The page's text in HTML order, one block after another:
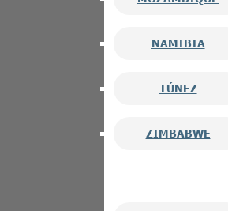
NAMIBIA
TÚNEZ
ZIMBABWE